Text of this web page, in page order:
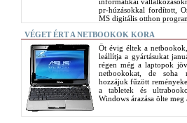
pr-húzásokkal fordított,
MS digitális otthon
VÉGET ÉRT A NETBOOKOK KORA
Öt évig éltek a
leállítja a gyártásukat
régen még a laptopok
netbookokat, de
hozzájuk fűzött
a tabletek és
Windows árazása ölte meg